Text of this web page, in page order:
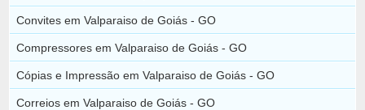
Convites em Valparaiso de Goiás - GO
Compressores em Valparaiso de Goiás - GO
Cópias e Impressão em Valparaiso de Goiás - GO
Correios em Valparaiso de Goiás - GO